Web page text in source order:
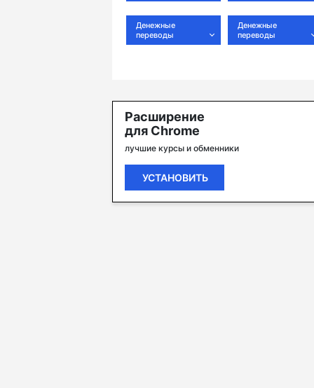
Денежные
переводы
Денежные
переводы
Расширение
для Chrome
лучшие курсы и обменники
УСТАНОВИТЬ